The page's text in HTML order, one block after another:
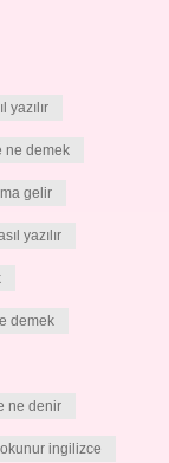
yazılır
ne demek
gelir
yazılır
demek
ne denir
ingilizce